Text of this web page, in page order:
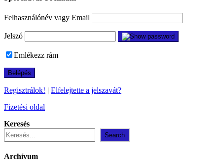
Felhasználónév vagy Email
Jelszó
Emlékezz rám
Regisztrálok! | Elfelejtette a jelszavát?
Fizetési oldal
Keresés
Search
Archívum